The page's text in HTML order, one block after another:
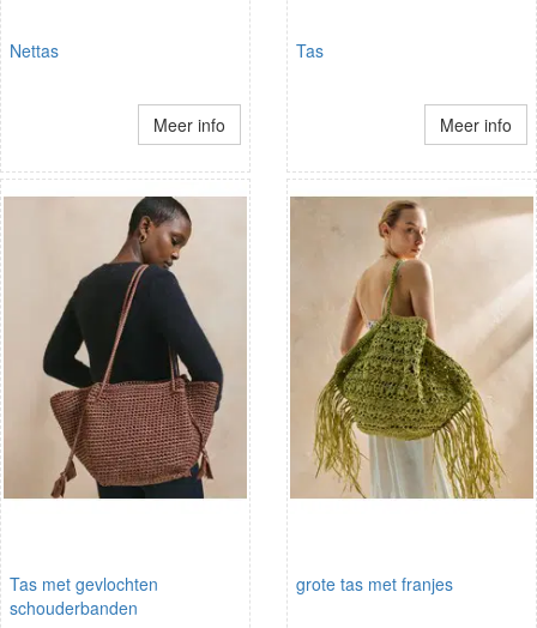
Nettas
Meer info
Tas
Meer info
Tas met gevlochten
schouderbanden
grote tas met franjes